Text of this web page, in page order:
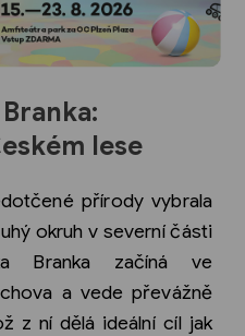
lese
přírody vybrala
okruh v severní části
Branka začíná ve
a vede převážně
z ní dělá ideální cíl jak